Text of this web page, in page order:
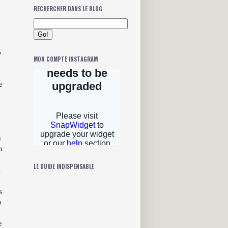
RECHERCHER DANS LE BLOG
MON COMPTE INSTAGRAM
LE GUIDE INDISPENSABLE